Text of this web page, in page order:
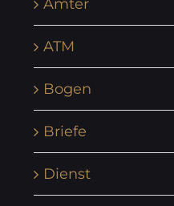
Ämter
ATM
Bogen
Briefe
Dienst